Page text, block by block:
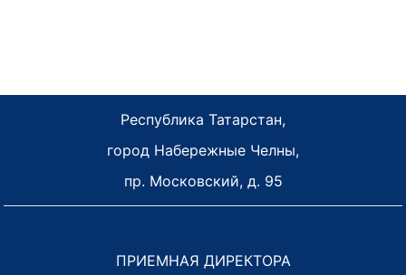
Республика Татарстан,
город Набережные Челны,
пр. Московский, д. 95
ПРИЕМНАЯ ДИРЕКТОРА